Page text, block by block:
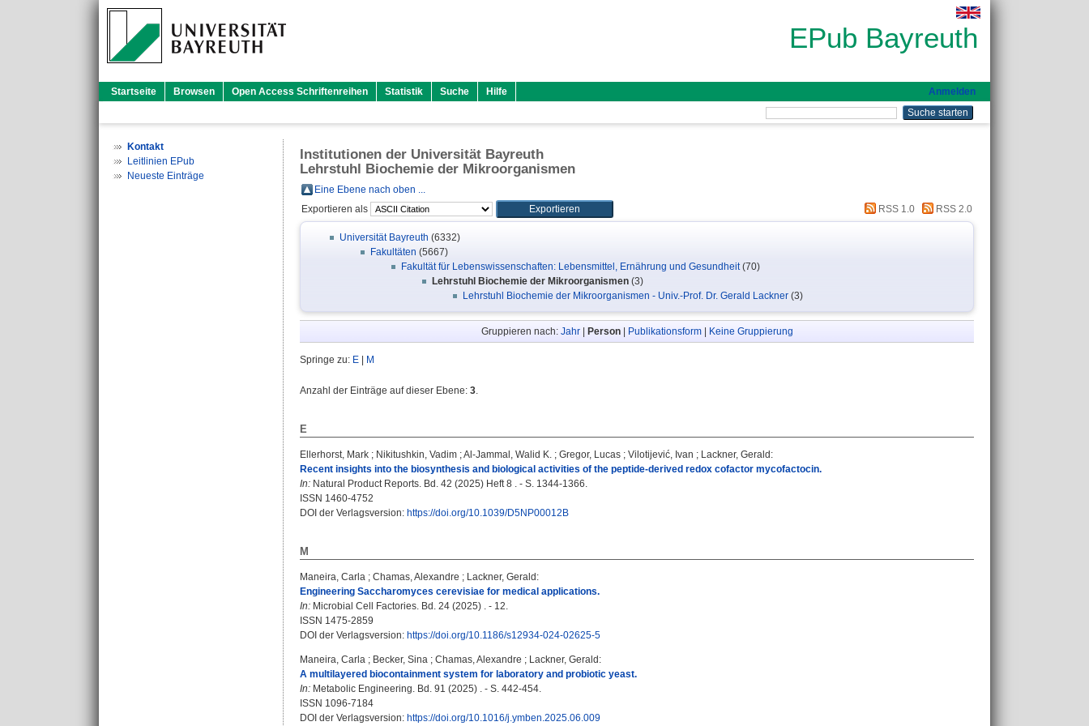
EPub Bayreuth
Startseite Browsen Open Access Schriftenreihen Statistik Suche Hilfe Anmelden
Kontakt
Leitlinien EPub
Neueste Einträge
Institutionen der Universität Bayreuth
Lehrstuhl Biochemie der Mikroorganismen
Eine Ebene nach oben ...
Exportieren als
RSS 1.0 RSS 2.0
Universität Bayreuth (6332)
Fakultäten (5667)
Fakultät für Lebenswissenschaften: Lebensmittel, Ernährung und Gesundheit(70)
Lehrstuhl Biochemie der Mikroorganismen (3)
Lehrstuhl Biochemie der Mikroorganismen - Univ.-Prof. Dr. Gerald Lackner (3)
Gruppieren nach: Jahr| Person| Publikationsform| Keine Gruppierung
Springe zu: E M
Anzahl der Einträge auf dieser Ebene: 3.
E
Ellerhorst, Mark ; Nikitushkin, Vadim ;Al-Jammal, Walid K. ; Gregor, Lucas ; Vilotijević, Ivan ; Lackner, Gerald :
Recent insights into the biosynthesis and biological activities of the peptide-derived redox cofactor mycofactocin.
In: Natural Product Reports. Bd. 42 (2025) Heft 8 . - S. 1344-1366.
ISSN 1460-4752
DOI der Verlagsversion: https://doi.org/10.1039/D5NP00012B
M
Maneira, Carla ; Chamas, Alexandre ; Lackner, Gerald :
Engineering Saccharomyces cerevisiae for medical applications.
In: Microbial Cell Factories. Bd. 24 (2025) . - 12.
ISSN 1475-2859
DOI der Verlagsversion: https://doi.org/10.1186/s12934-024-02625-5
Maneira, Carla ; Becker, Sina ; Chamas, Alexandre ; Lackner, Gerald :
A multilayered biocontainment system for laboratory and probiotic yeast.
In: Metabolic Engineering. Bd. 91 (2025) . - S. 442-454.
ISSN 1096-7184
DOI der Verlagsversion: https://doi.org/10.1016/j.ymben.2025.06.009